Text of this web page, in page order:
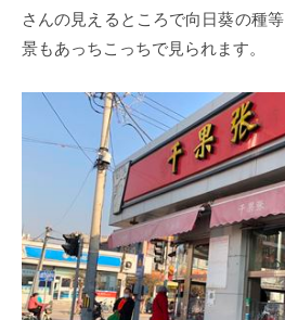
さんの見えるところで向日葵の種
景もあっちこっちで見られます。